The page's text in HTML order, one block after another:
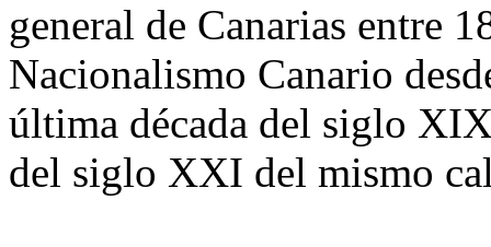
general de Canarias entre
Nacionalismo Canario
última década del siglo
del siglo XXI del mismo